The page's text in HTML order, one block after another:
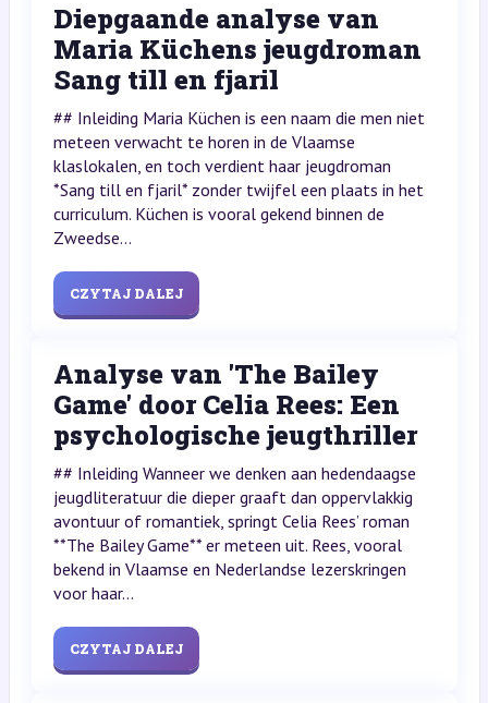
Diepgaande analyse van
Maria Küchens jeugdroman
Sang till en fjaril
## Inleiding Maria Küchen is een naam die men niet
meteen verwacht te horen in de Vlaamse
klaslokalen, en toch verdient haar jeugdroman
*Sang till en fjaril* zonder twijfel een plaats in het
curriculum. Küchen is vooral gekend binnen de
Zweedse...
CZYTAJ DALEJ
Analyse van 'The Bailey
Game' door Celia Rees: Een
psychologische jeugthriller
## Inleiding Wanneer we denken aan hedendaagse
jeugdliteratuur die dieper graaft dan oppervlakkig
avontuur of romantiek, springt Celia Rees’ roman
**The Bailey Game** er meteen uit. Rees, vooral
bekend in Vlaamse en Nederlandse lezerskringen
voor haar...
CZYTAJ DALEJ